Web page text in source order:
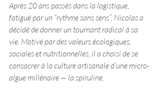
Après 20 ans passés dans la logistique,
fatigué par un “rythme sans sens”, Nicolas a
décidé de donner un tournant radical à sa
vie. Motivé par des valeurs écologiques,
sociales et nutritionnelles, il a choisi de se
consacrer à la culture artisanale d’une micro-
algue millénaire — la spiruline.